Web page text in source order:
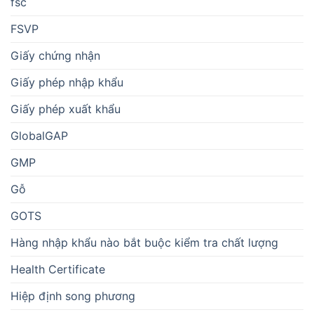
FSVP
Giấy chứng nhận
Giấy phép nhập khẩu
Giấy phép xuất khẩu
GlobalGAP
GMP
Gỗ
GOTS
Hàng nhập khẩu nào bắt buộc kiểm tra chất lượng
Health Certificate
Hiệp định song phương